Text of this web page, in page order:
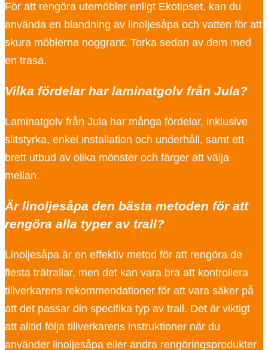
För att rengöra utemöbler enligt Ekotipset, kan du
använda en blandning av linoljesåpa och vatten för att
skura möblerna noggrant. Torka sedan av dem med
en trasa.
Vilka fördelar har laminatgolv från Jula?
Laminatgolv från Jula har många fördelar, inklusive
slitstyrka, enkel installation och underhåll, samt ett
brett utbud av olika mönster och färger att välja
mellan.
Är linoljesåpa den bästa metoden för att
rengöra alla typer av trall?
Linoljesåpa är en effektiv metod för att rengöra de
flesta trätrallar, men det kan vara bra att kontrollera
tillverkarens rekommendationer för att vara säker på
att det passar din specifika typ av trall. Det är viktigt
att alltid följa tillverkarens instruktioner när du
använder linoljesåpa eller andra rengöringsprodukter